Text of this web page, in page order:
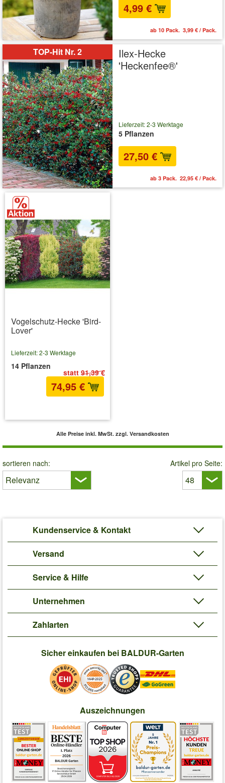
4,99 €
ab 10 Pack. 3,99 € / Pack.
TOP-Hit Nr. 2
Ilex-Hecke
'Heckenfee®'
Lieferzeit: 2-3 Werktage
5 Pflanzen
27,50 €
ab 3 Pack. 22,95 € / Pack.
Vogelschutz-Hecke 'Bird-
Lover'
statt 91,39 €
Lieferzeit: 2-3 Werktage
14 Pflanzen
74,95 €
Alle Preise inkl. MwSt. zzgl. Versandkosten
sortieren nach: Artikel pro Seite:
Kundenservice & Kontakt
Versand
Service & Hilfe
Unternehmen
Zahlarten
Sicher einkaufen bei BALDUR-Garten
Auszeichnungen